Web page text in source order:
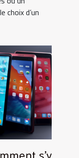
choix d’un